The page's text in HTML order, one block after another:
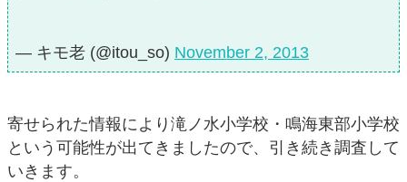
— キモ老 (@itou_so) November 2, 2013
寄せられた情報により滝ノ水小学校・鳴海東部小学校
という可能性が出てきましたので、引き続き調査して
いきます。